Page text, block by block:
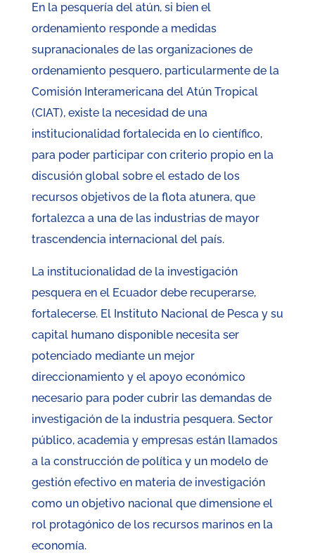
En la pesquería del atún, si bien el
ordenamiento responde a medidas
supranacionales de las organizaciones de
ordenamiento pesquero, particularmente de la
Comisión Interamericana del Atún Tropical
(CIAT), existe la necesidad de una
institucionalidad fortalecida en lo científico,
para poder participar con criterio propio en la
discusión global sobre el estado de los
recursos objetivos de la flota atunera, que
fortalezca a una de las industrias de mayor
trascendencia internacional del país.
La institucionalidad de la investigación
pesquera en el Ecuador debe recuperarse,
fortalecerse. El Instituto Nacional de Pesca y su
capital humano disponible necesita ser
potenciado mediante un mejor
direccionamiento y el apoyo económico
necesario para poder cubrir las demandas de
investigación de la industria pesquera. Sector
público, academia y empresas están llamados
a la construcción de política y un modelo de
gestión efectivo en materia de investigación
como un objetivo nacional que dimensione el
rol protagónico de los recursos marinos en la
economía.